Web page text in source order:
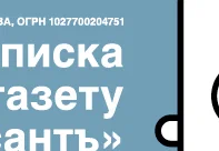
Реклама в «Ъ»